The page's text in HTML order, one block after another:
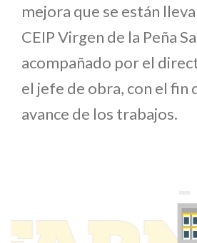
mejora que se están
CEIP Virgen de la Peña
acompañado por el
el jefe de obra, con el fin
avance de los trabajos.